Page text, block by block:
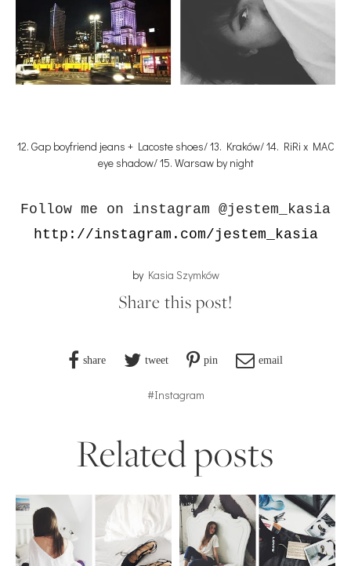
12. Gap boyfriend jeans + Lacoste shoes/ 13. Kraków/ 14. RiRi x MAC
eye shadow/ 15. Warsaw by night
Follow me on instagram @jestem_kasia
http://instagram.com/jestem_kasia
by Kasia Szymków
Share this post!
share tweet pin email
#Instagram
Related posts